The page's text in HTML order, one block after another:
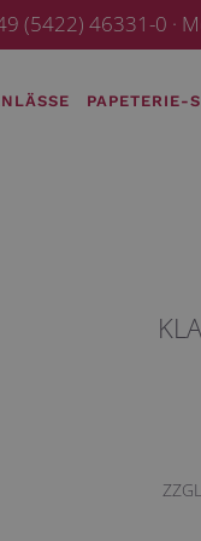
(5422) 46331-0 ·
PAPETERIE-